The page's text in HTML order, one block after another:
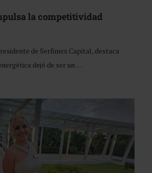
la competitividad
de Serfimex Capital, destaca
dejó de ser un …